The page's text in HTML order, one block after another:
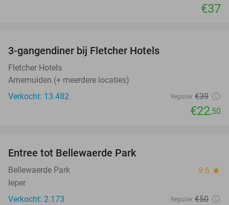
€37
3-gangendiner bij Fletcher Hotels
Fletcher Hotels
Arnemuiden (+ meerdere locaties)
Verkocht: 13.482
Regulier €39
€22,50
Entree tot Bellewaerde Park
Bellewaerde Park 9.6 star
Ieper
Verkocht: 2.173
Regulier €50